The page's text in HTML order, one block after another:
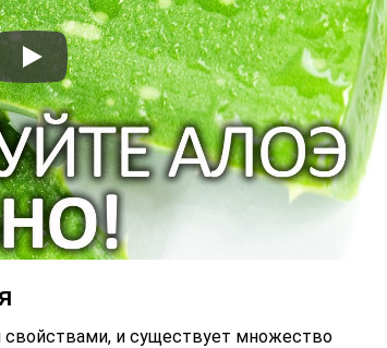
и существует множество